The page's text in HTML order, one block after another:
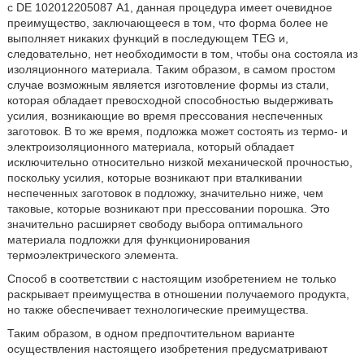
с DE 102012205087 A1, данная процедура имеет очевидное
преимущество, заключающееся в том, что форма более не
выполняет никаких функций в последующем TEG и,
следовательно, нет необходимости в том, чтобы она состояла из
изоляционного материала. Таким образом, в самом простом
случае возможным является изготовление формы из стали,
которая обладает превосходной способностью выдерживать
усилия, возникающие во время прессования неспеченных
заготовок. В то же время, подложка может состоять из термо- и
электроизоляционного материала, который обладает
исключительно относительно низкой механической прочностью,
поскольку усилия, которые возникают при вталкивании
неспеченных заготовок в подложку, значительно ниже, чем
таковые, которые возникают при прессовании порошка. Это
значительно расширяет свободу выбора оптимального
материала подложки для функционирования
термоэлектрического элемента.
Способ в соответствии с настоящим изобретением не только
раскрывает преимущества в отношении получаемого продукта,
но также обеспечивает технологические преимущества.
Таким образом, в одном предпочтительном варианте
осуществления настоящего изобретения предусматривают